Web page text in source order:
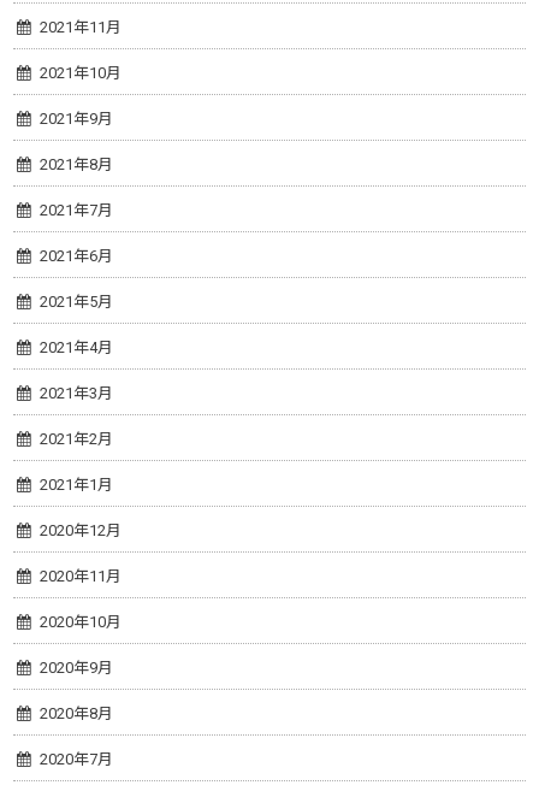
2021年11月
2021年10月
2021年9月
2021年8月
2021年7月
2021年6月
2021年5月
2021年4月
2021年3月
2021年2月
2021年1月
2020年12月
2020年11月
2020年10月
2020年9月
2020年8月
2020年7月